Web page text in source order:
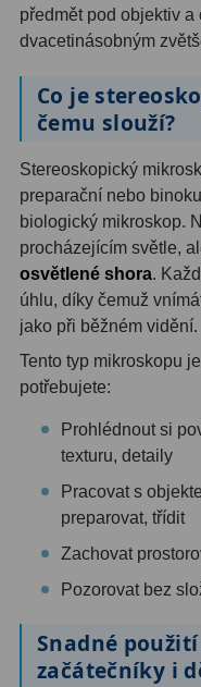
Převracecí4
Hledáčky
Optické hledáčky15
Red Dot hledáčky6
Sluneční hledáčky3
Úchyty a držáky
Příslušenství54
Redukce 1,25" a 2"17
Čištění28
Ostatní1
Azimutální AZ5
předmět pod objektiv
dvacetinásobným
Co je
čemu slouží?
Stereoskopický
preparační nebo
biologický mikroskop.
procházejícím světle,
osvětlené shora.
úhlu, díky čemuž
jako při běžném vidění.
Tento typ mikroskopu
potřebujete:
Prohlédnout si
texturu, detaily
Pracovat s
preparovat, třídit
Zachovat
Pozorovat bez
Snadné
začátečníky i